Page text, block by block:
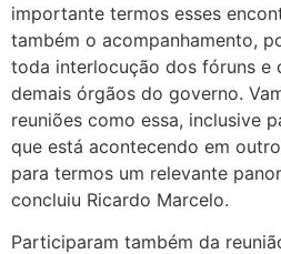
importante termos esses
também o acompanhamento,
toda interlocução dos fóruns e
demais órgãos do governo.
reuniões como essa, inclusive
que está acontecendo em
para termos um relevante
concluiu Ricardo Marcelo.
Participaram também da